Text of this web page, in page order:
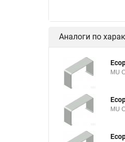
Аналоги по
MU
MU